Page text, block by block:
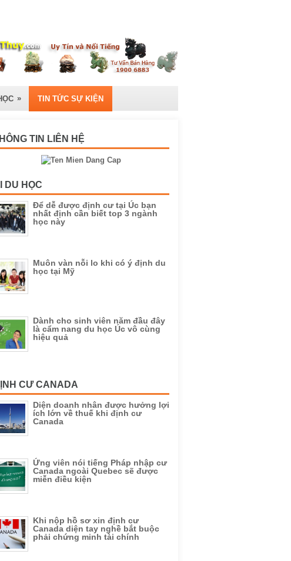
» TIN TỨC SỰ KIỆN
TIN LIÊN HỆ
DU HỌC
Để dễ được định cư tại Úc bạn
nhất định cần biết top 3 ngành
học này
Muôn vàn nỗi lo khi có ý định du
học tại Mỹ
Dành cho sinh viên năm đầu đây
là cẩm nang du học Úc vô cùng
hiệu quả
CƯ CANADA
Diện doanh nhân được hưởng lợi
ích lớn về thuế khi định cư
Canada
Ứng viên nói tiếng Pháp nhập cư
Canada ngoài Quebec sẽ được
miễn điều kiện
Khi nộp hồ sơ xin định cư
Canada diện tay nghề bắt buộc
phải chứng minh tài chính